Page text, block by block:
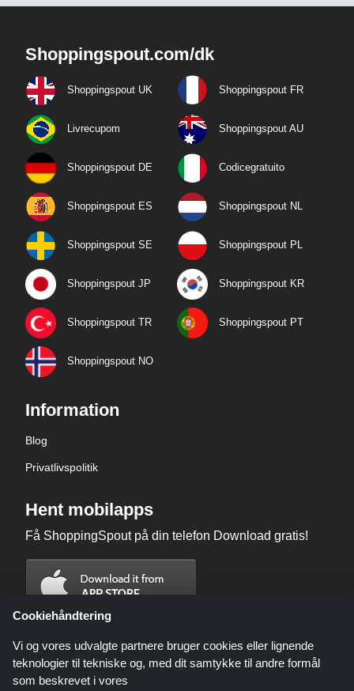
Shoppingspout.com/dk
Shoppingspout UK Shoppingspout FR
Livrecupom Shoppingspout AU
Shoppingspout DE Codicegratuito
Shoppingspout ES Shoppingspout NL
Shoppingspout SE Shoppingspout PL
Shoppingspout JP Shoppingspout KR
Shoppingspout TR Shoppingspout PT
Shoppingspout NO
Information
Blog
Privatlivspolitik
Hent mobilapps
Få ShoppingSpout på din telefon Download gratis!
Cookiehåndtering
Vi og vores udvalgte partnere bruger cookies eller lignende
teknologier til tekniske og, med dit samtykke til andre formål
som beskrevet i vores